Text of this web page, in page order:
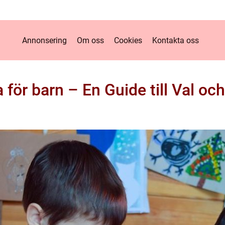
Annonsering Om oss Cookies Kontakta oss
för barn – En Guide till Val